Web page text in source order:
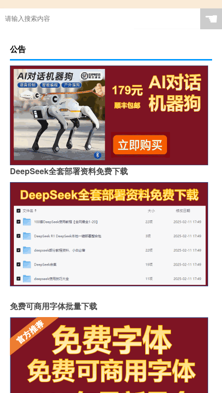
☚
公告
DeepSeek全套部署资料免费下载
免费可商用字体批量下载